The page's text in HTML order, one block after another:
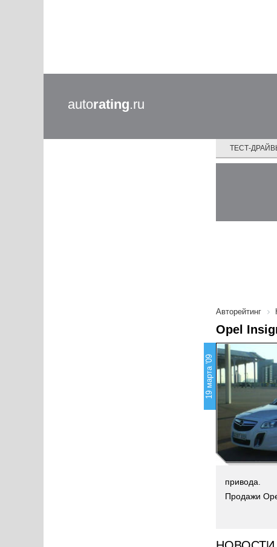
autorating.ru
ТЕСТ-
Авторейтинг
Opel
19 марта '09
привода.
Продажи